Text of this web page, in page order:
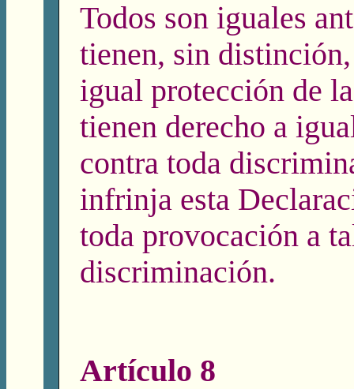
Todos son iguales
tienen, sin
igual protección de
tienen derecho a
contra toda
infrinja esta
toda provocación a
discriminación.
Artículo 8